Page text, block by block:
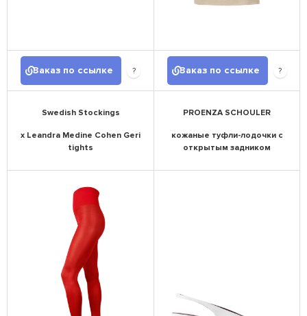
Заказ по ссылке ? Заказ по ссылке ?
Swedish Stockings
x Leandra Medine Cohen Geri
tights
PROENZA SCHOULER
кожаные туфли-лодочки с
открытым задником